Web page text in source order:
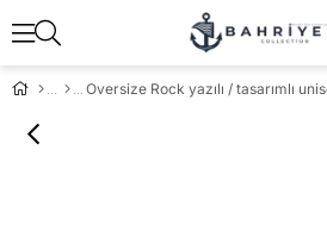
Oversize Rock yazılı / tasarımlı